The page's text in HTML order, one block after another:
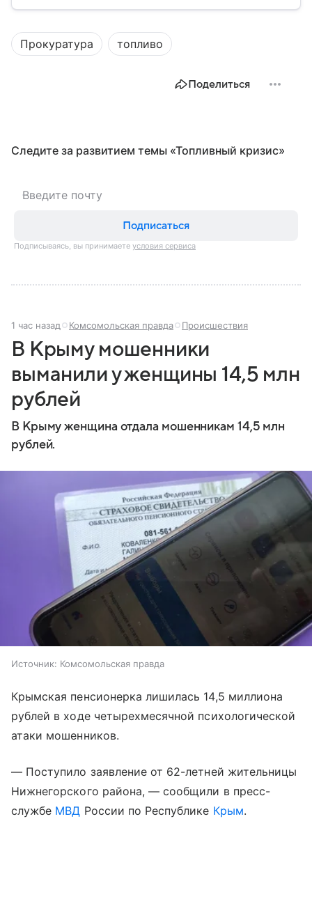
материале — главное об этом городе федерального
значения.
Прокуратура топливо
Поделиться
Следите за развитием темы «Топливный кризис»
Подписаться
Подписываясь, вы принимаете условия сервиса
1 час назад Комсомольская правда Происшествия
В Крыму мошенники
выманили у женщины 14,5 млн
рублей
В Крыму женщина отдала мошенникам 14,5 млн
рублей.
Источник: Комсомольская правда
Крымская пенсионерка лишилась 14,5 миллиона
рублей в ходе четырехмесячной психологической
атаки мошенников.
— Поступило заявление от 62-летней жительницы
Нижнегорского района, — сообщили в пресс-
службе МВД России по Республике Крым.